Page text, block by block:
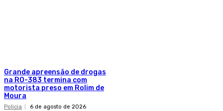
Grande apreensão de drogas
na RO-383 termina com
motorista preso em Rolim de
Moura
Policia 6 de agosto de 2026